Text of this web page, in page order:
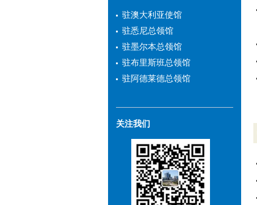
驻澳大利亚使馆
驻悉尼总领馆
驻墨尔本总领馆
驻布里斯班总领馆
驻阿德莱德总领馆
关注我们